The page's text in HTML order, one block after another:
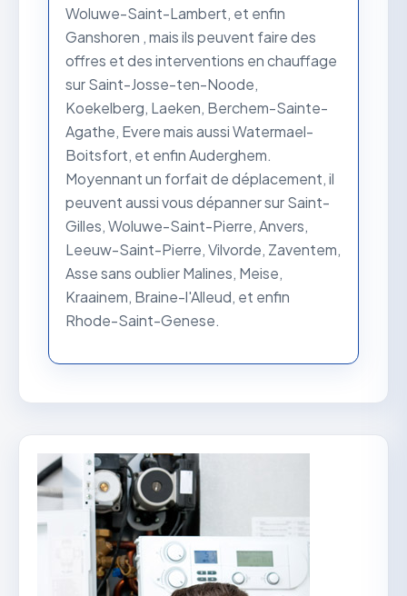
Woluwe-Saint-Lambert, et enfin
Ganshoren , mais ils peuvent faire des
offres et des interventions en chauffage
sur Saint-Josse-ten-Noode,
Koekelberg, Laeken, Berchem-Sainte-
Agathe, Evere mais aussi Watermael-
Boitsfort, et enfin Auderghem.
Moyennant un forfait de déplacement, il
peuvent aussi vous dépanner sur Saint-
Gilles, Woluwe-Saint-Pierre, Anvers,
Leeuw-Saint-Pierre, Vilvorde, Zaventem,
Asse sans oublier Malines, Meise,
Kraainem, Braine-l'Alleud, et enfin
Rhode-Saint-Genese.